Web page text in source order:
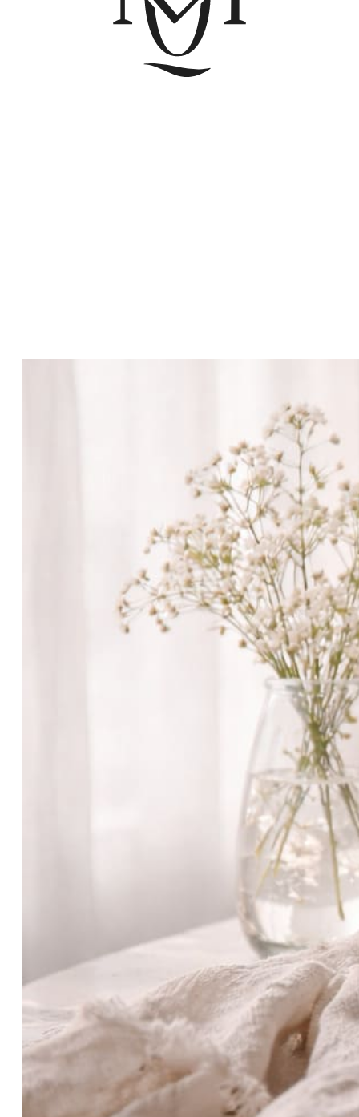
регулярность. Но при этом кожа не
выглядит лучше, комфорт не
держится, а желание «ещё что-
нибудь добавить» возвращается
снова и снова.
В таких случаях дело часто не в
очередной банке, а в том, что коже
требуется другой уровень
поддержки. Ниже — признаки,
которые не всегда очевидны, но на
них стоит обратить внимание.